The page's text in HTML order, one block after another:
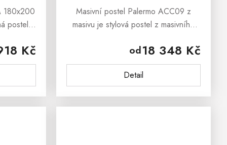
Kč
180x200
postel z
kvalitní
od18 348 Kč
Detail
Masivní postel Palermo ACC09 z
masivu je stylová postel z masivního
povšimnutí díky kvalitnímu zpravování.
Manželská postel Palermo je
moderní...